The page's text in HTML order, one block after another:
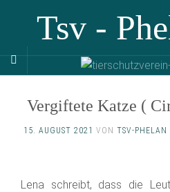
Tsv -
Vergiftete Katze (
15. AUGUST 2021 VON TSV-PHELAN
Lena schreibt, dass die